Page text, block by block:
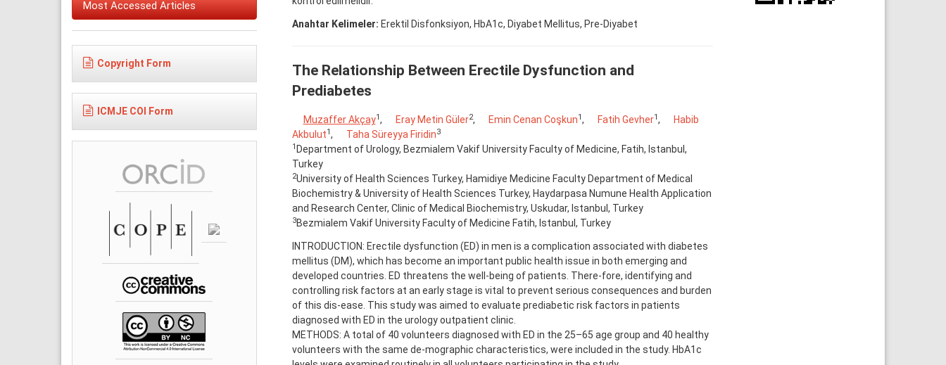
Most Accessed Articles
Copyright Form
ICMJE COI Form
Anahtar Kelimeler: Erektil Disfonksiyon, HbA1c, Diyabet Mellitus, Pre-Diyabet
The Relationship Between Erectile Dysfunction and
Prediabetes
Muzaffer Akçay1, Eray Metin Güler2, Emin Cenan Coşkun1, Fatih Gevher1,
Habib
Akbulut1, Taha Süreyya Firidin3
1 Department of Urology, Bezmialem Vakif University Faculty of Medicine, Fatih, Istanbul,
Turkey
2University of Health Sciences Turkey, Hamidiye Medicine Faculty Department of Medical
Biochemistry & University of Health Sciences Turkey, Haydarpasa Numune Health Application
and Research Center, Clinic of Medical Biochemistry, Uskudar, Istanbul, Turkey
3Bezmialem Vakif University Faculty of Medicine Fatih, Istanbul, Turkey
INTRODUCTION: Erectile dysfunction (ED) in men is a complication associated with diabetes
mellitus (DM), which has become an important public health issue in both emerging and
developed countries. ED threatens the well-being of patients. There-fore, identifying and
controlling risk factors at an early stage is vital to prevent serious consequences and burden
of this dis-ease. This study was aimed to evaluate prediabetic risk factors in patients
diagnosed with ED in the urology outpatient clinic.
METHODS: A total of 40 volunteers diagnosed with ED in the 25–65 age group and 40 healthy
volunteers with the same de-mographic characteristics, were included in the study. HbA1c